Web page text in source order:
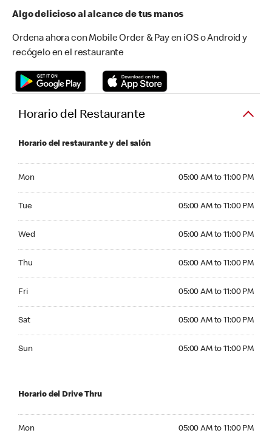
Algo delicioso al alcance de tus manos
Ordena ahora con Mobile Order & Pay en iOS o Android y
recógelo en el restaurante
Horario del Restaurante
Horario del restaurante y del salón
Mon 05:00 AM to 11:00 PM
Tue 05:00 AM to 11:00 PM
Wed 05:00 AM to 11:00 PM
Thu 05:00 AM to 11:00 PM
Fri 05:00 AM to 11:00 PM
Sat 05:00 AM to 11:00 PM
Sun 05:00 AM to 11:00 PM
Horario del Drive Thru
Mon 05:00 AM to 11:00 PM